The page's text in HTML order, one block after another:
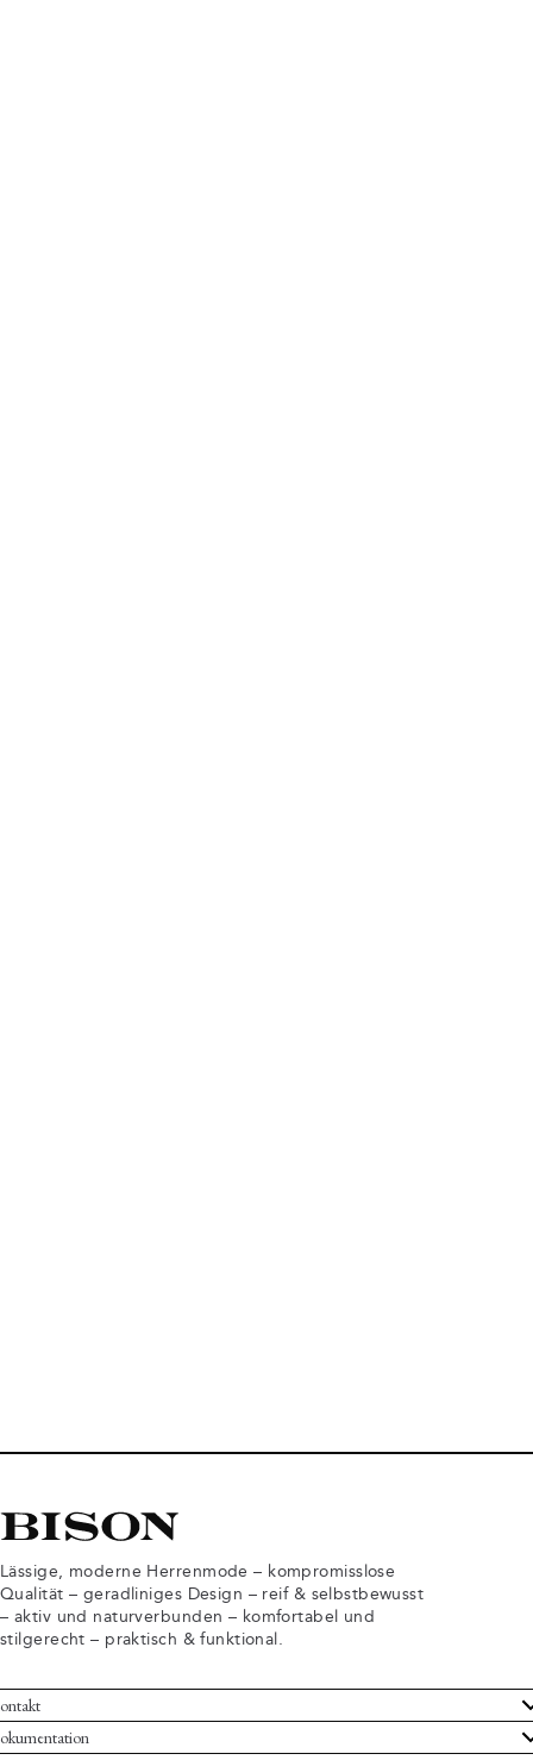
Lässige, moderne Herrenmode – kompromisslose
Qualität – geradliniges Design – reif & selbstbewusst
– aktiv und naturverbunden – komfortabel und
stilgerecht – praktisch & funktional.